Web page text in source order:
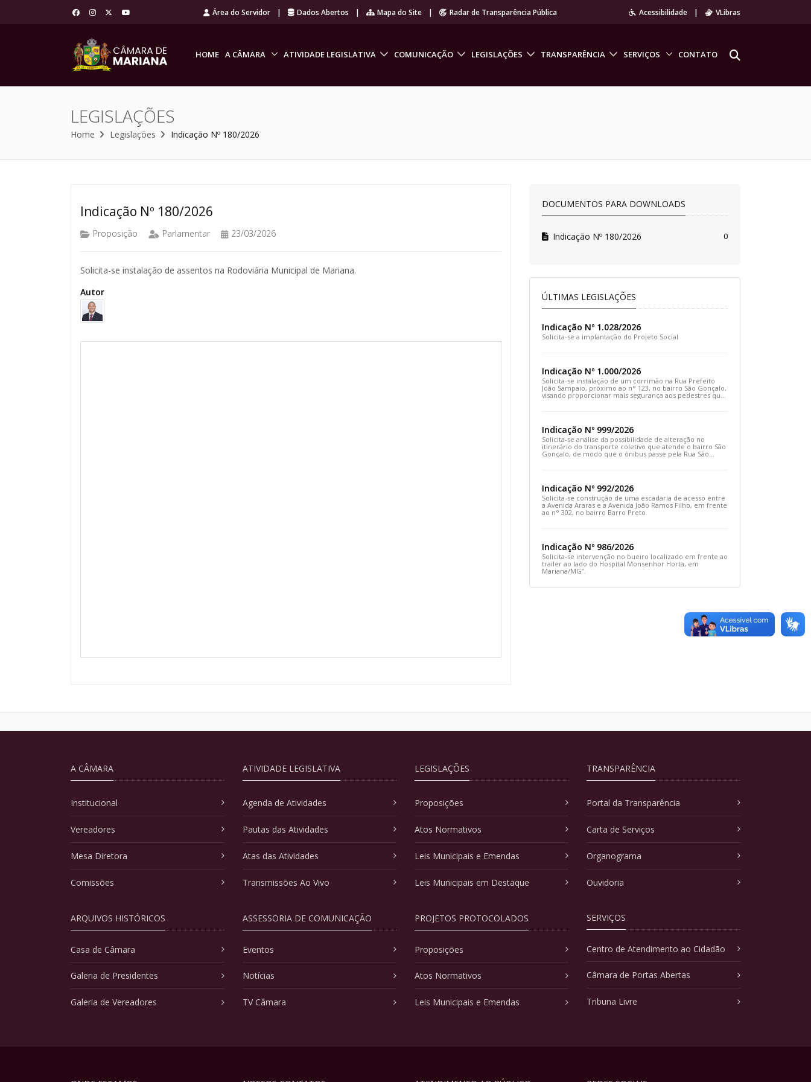
Área do Servidor | Dados Abertos | Mapa do Site | Radar de Transparência Pública Acessibilidade | VLibras
HOME A CÂMARA ATIVIDADE LEGISLATIVA COMUNICAÇÃO LEGISLAÇÕES TRANSPARÊNCIA SERVIÇOS CONTATO
LEGISLAÇÕES
Home Legislações Indicação Nº 180/2026
Indicação Nº 180/2026
Proposição Parlamentar 23/03/2026
Solicita-se instalação de assentos na Rodoviária Municipal de Mariana.
Autor
DOCUMENTOS PARA DOWNLOADS
Indicação Nº 180/2026 0
ÚLTIMAS LEGISLAÇÕES
Indicação Nº 1.028/2026
Solicita-se a implantação do Projeto Social
Indicação Nº 1.000/2026
Solicita-se instalação de um corrimão na Rua Prefeito
João Sampaio, próximo ao n° 123, no bairro São Gonçalo,
visando proporcionar mais segurança aos pedestres que
Indicação Nº 999/2026
Solicita-se análise da possibilidade de alteração no
itinerário do transporte coletivo que atende o bairro São
Gonçalo, de modo que o ônibus passe pela Rua São
Indicação Nº 992/2026
Solicita-se construção de uma escadaria de acesso entre
a Avenida Araras e a Avenida João Ramos Filho, em frente
ao n° 302, no bairro Barro Preto
Indicação Nº 986/2026
Solicita-se intervenção no bueiro localizado em frente ao
trailer ao lado do Hospital Monsenhor Horta, em
Mariana/MG”.
A CÂMARA
Institucional
Vereadores
Mesa Diretora
Comissões
ARQUIVOS HISTÓRICOS
Casa de Câmara
Galeria de Presidentes
Galeria de Vereadores
ATIVIDADE LEGISLATIVA
Agenda de Atividades
Pautas das Atividades
Atas das Atividades
Transmissões Ao Vivo
ASSESSORIA DE COMUNICAÇÃO
Eventos
Notícias
TV Câmara
LEGISLAÇÕES
Proposições
Atos Normativos
Leis Municipais e Emendas
Leis Municipais em Destaque
PROJETOS PROTOCOLADOS
Proposições
Atos Normativos
Leis Municipais e Emendas
TRANSPARÊNCIA
Portal da Transparência
Carta de Serviços
Organograma
Ouvidoria
SERVIÇOS
Centro de Atendimento ao Cidadão
Câmara de Portas Abertas
Tribuna Livre